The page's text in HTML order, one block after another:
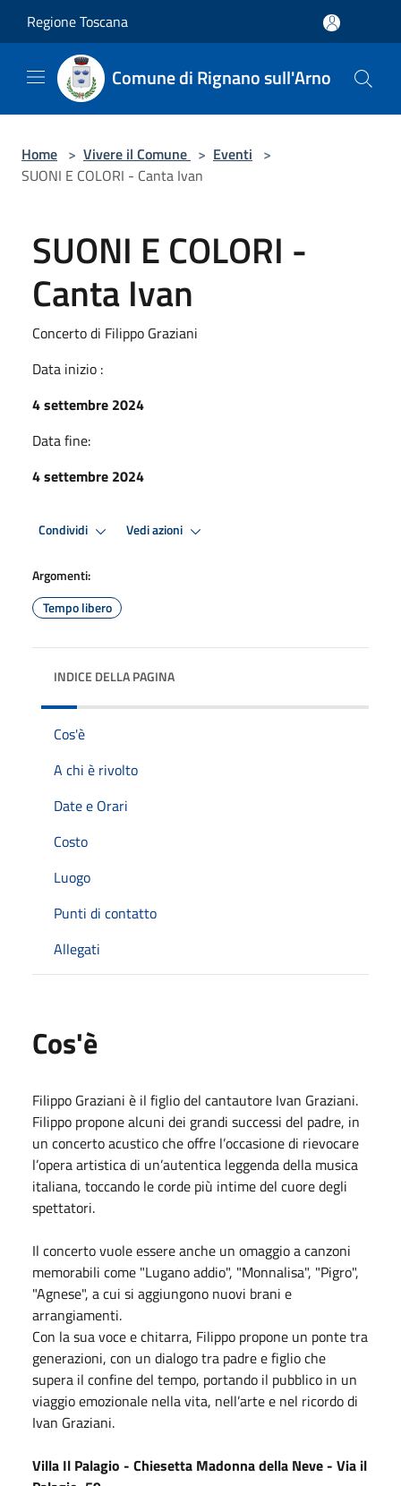
Regione Toscana
Comune di Rignano sull'Arno
Home > Vivere il Comune > Eventi >
SUONI E COLORI - Canta Ivan
SUONI E COLORI -
Canta Ivan
Concerto di Filippo Graziani
Data inizio :
4 settembre 2024
Data fine:
4 settembre 2024
Condividi Vedi azioni
Argomenti:
Tempo libero
INDICE DELLA PAGINA
Cos'è
A chi è rivolto
Date e Orari
Costo
Luogo
Punti di contatto
Allegati
Cos'è
Filippo Graziani è il figlio del cantautore Ivan Graziani.
Filippo propone alcuni dei grandi successi del padre, in
un concerto acustico che offre l’occasione di rievocare
l’opera artistica di un’autentica leggenda della musica
italiana, toccando le corde più intime del cuore degli
spettatori.
Il concerto vuole essere anche un omaggio a canzoni
memorabili come "Lugano addio", "Monnalisa", "Pigro",
"Agnese", a cui si aggiungono nuovi brani e
arrangiamenti.
Con la sua voce e chitarra, Filippo propone un ponte tra
generazioni, con un dialogo tra padre e figlio che
supera il confine del tempo, portando il pubblico in un
viaggio emozionale nella vita, nell’arte e nel ricordo di
Ivan Graziani.
Villa Il Palagio - Chiesetta Madonna della Neve - Via il